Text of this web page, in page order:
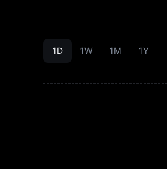
1D 1W 1M 1Y